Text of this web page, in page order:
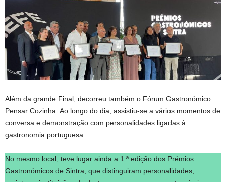
Além da grande Final, decorreu também o Fórum Gastronómico
Pensar Cozinha. Ao longo do dia, assistiu-se a vários momentos de
conversa e demonstração com personalidades ligadas à
gastronomia portuguesa.
No mesmo local, teve lugar ainda a 1.ª edição dos Prémios
Gastronómicos de Sintra, que distinguiram personalidades,